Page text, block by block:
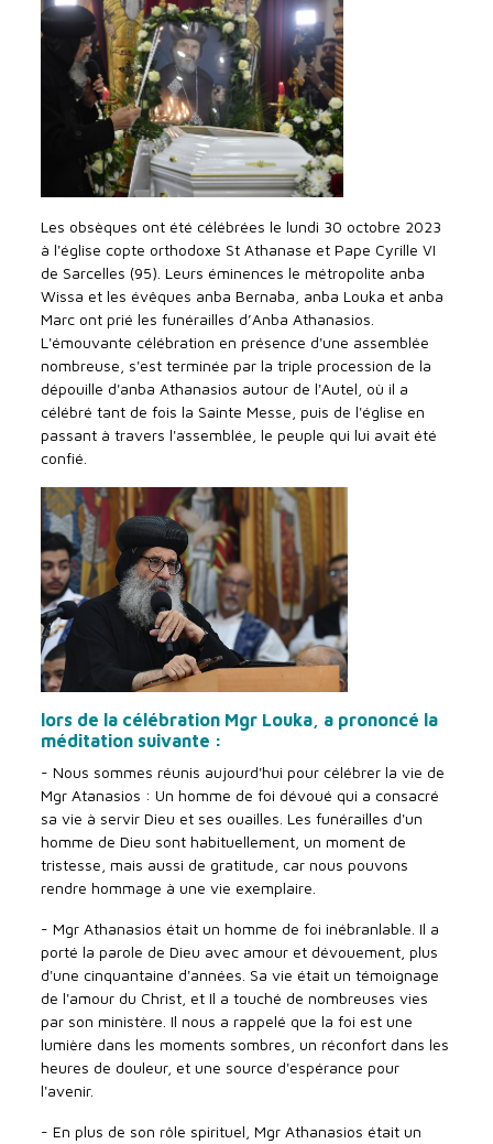
Les obsèques ont été célébrées le lundi 30 octobre 2023
à l'église copte orthodoxe St Athanase et Pape Cyrille VI
de Sarcelles (95). Leurs éminences le métropolite anba
Wissa et les évêques anba Bernaba, anba Louka et anba
Marc ont prié les funérailles d’Anba Athanasios.
L'émouvante célébration en présence d'une assemblée
nombreuse, s'est terminée par la triple procession de la
dépouille d'anba Athanasios autour de l'Autel, où il a
célébré tant de fois la Sainte Messe, puis de l'église en
passant à travers l'assemblée, le peuple qui lui avait été
confié.
lors de la célébration Mgr Louka, a prononcé la
méditation suivante :
- Nous sommes réunis aujourd'hui pour célébrer la vie de
Mgr Atanasios : Un homme de foi dévoué qui a consacré
sa vie à servir Dieu et ses ouailles. Les funérailles d'un
homme de Dieu sont habituellement, un moment de
tristesse, mais aussi de gratitude, car nous pouvons
rendre hommage à une vie exemplaire.
- Mgr Athanasios était un homme de foi inébranlable. Il a
porté la parole de Dieu avec amour et dévouement, plus
d'une cinquantaine d'années. Sa vie était un témoignage
de l'amour du Christ, et Il a touché de nombreuses vies
par son ministère. Il nous a rappelé que la foi est une
lumière dans les moments sombres, un réconfort dans les
heures de douleur, et une source d'espérance pour
l'avenir.
- En plus de son rôle spirituel, Mgr Athanasios était un